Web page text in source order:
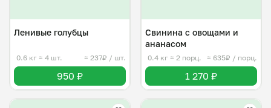
Ленивые голубцы
0.6 кг ≈ 4 шт. ≈ 237₽ / шт.
950 ₽
Свинина с овощами и
ананасом
0.4 кг ≈ 2 порц. ≈ 635₽ / порц.
1 270 ₽